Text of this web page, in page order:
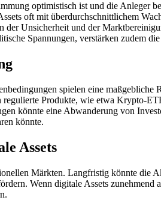
optimistisch ist und die Anleger
oft mit überdurchschnittlichem
Unsicherheit und der
Spannungen, verstärken zudem
spielen eine
Produkte, wie etwa Krypto-
könnte eine Abwanderung von
könnte.
Assets
Märkten. Langfristig könnte die
Wenn digitale Assets